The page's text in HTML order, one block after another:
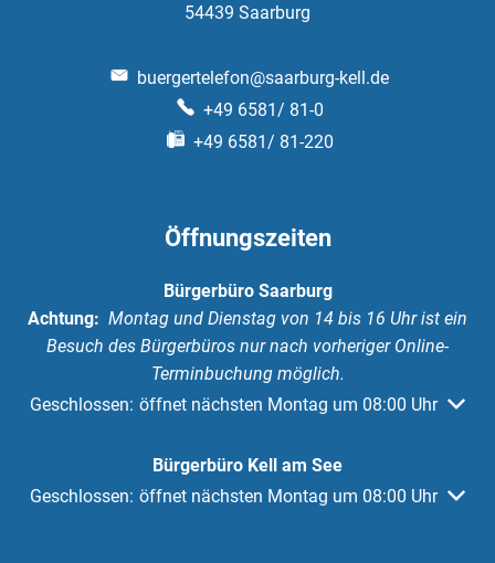
54439 Saarburg
buergertelefon@saarburg-kell.de
+49 6581/ 81-0
+49 6581/ 81-220
Öffnungszeiten
Bürgerbüro Saarburg
Achtung: Montag und Dienstag von 14 bis 16 Uhr ist ein
Besuch des Bürgerbüros nur nach vorheriger Online-
Terminbuchung möglich.
Klicken, um weitere Öffnungs- oder Schließzeiten
Geschlossen: öffnet nächsten Montag um 08:00 Uhr
Bürgerbüro Kell am See
Klicken, um weitere Öffnungs- oder Schließzeiten
Geschlossen: öffnet nächsten Montag um 08:00 Uhr